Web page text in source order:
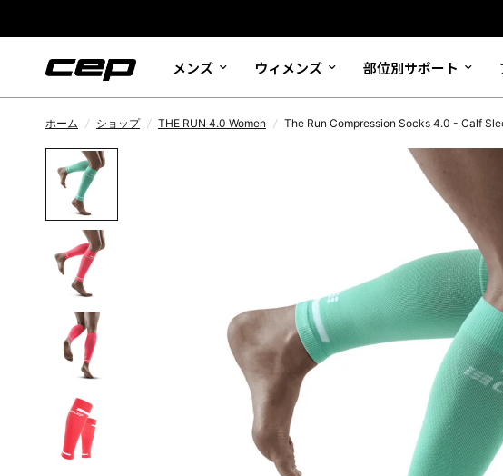
メンズ ウィメンズ 部位別サポート
ホーム / ショップ / THE RUN 4.0 Women / The Run Compression Socks 4.0 - Calf